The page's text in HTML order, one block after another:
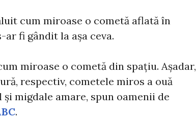
cum miroase o cometă aflată în
fi gândit la așa ceva.
miroase o cometă din spațiu. Așadar,
respectiv, cometele miros a ouă
migdale amare, spun oamenii de
.